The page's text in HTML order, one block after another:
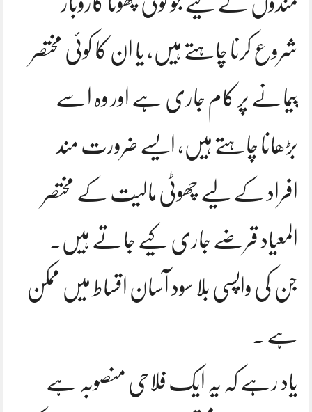
شروع کرنا چاہتے ہیں، یا ان کا کوئی مختصر
پیمانے پر کام جاری ہے اور وہ اسے
بڑھانا چاہتے ہیں، ایسے ضرورت مند
افراد کے لیے چھوٹی مالیت کے مختصر
المعیاد قرضے جاری کیے جاتے ہیں۔
جن کی واپسی بلا سود آسان اقساط میں ممکن
ہے ۔
یاد رہے کہ یہ ایک فلاحی منصوبہ ہے